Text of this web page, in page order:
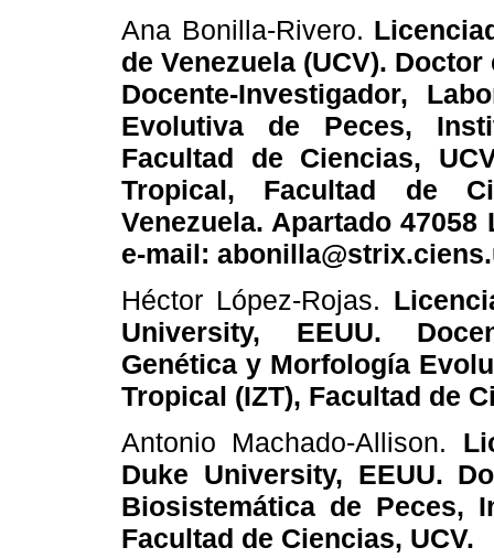
Ana Bonilla-Rivero.
de Venezuela (UCV).
Docente-Investigador,
Evolutiva de Peces,
Facultad de Ciencias,
Tropical, Facultad de
Venezuela. Apartado
e-mail:
Héctor López-Rojas.
University, EEUU.
Genética y Morfología
Tropical (IZT), Facultad de
Antonio Machado-Allison.
Duke University, EEUU.
Biosistemática de Peces,
Facultad de Ciencias, UCV.